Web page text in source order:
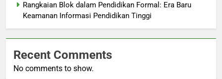
Rangkaian Blok dalam Pendidikan Formal: Era Baru
Keamanan Informasi Pendidikan Tinggi
Recent Comments
No comments to show.